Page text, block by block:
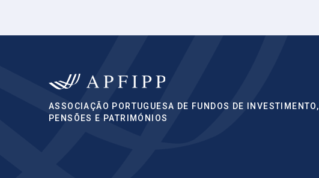
ASSOCIAÇÃO PORTUGUESA DE FUNDOS DE INVESTIMENTO,
PENSÕES E PATRIMÓNIOS